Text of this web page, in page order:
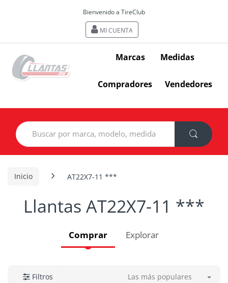
Bienvenido a TireClub
MI CUENTA
Marcas Medidas
Compradores Vendedores
Search
for:
Inicio AT22X7-11 ***
Llantas AT22X7-11 ***
Comprar Explorar
Filtros Las más populares